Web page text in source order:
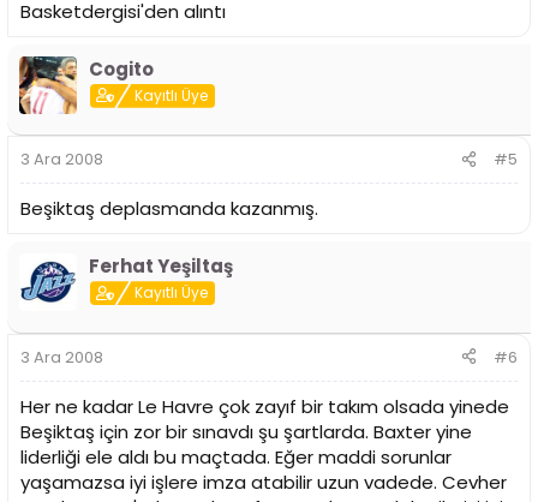
Basketdergisi'den alıntı
Cogito
Kayıtlı Üye
3 Ara 2008 #5
Beşiktaş deplasmanda kazanmış.
Ferhat Yeşiltaş
Kayıtlı Üye
3 Ara 2008 #6
Her ne kadar Le Havre çok zayıf bir takım olsada yinede
Beşiktaş için zor bir sınavdı şu şartlarda. Baxter yine
liderliği ele aldı bu maçtada. Eğer maddi sorunlar
yaşamazsa iyi işlere imza atabilir uzun vadede. Cevher